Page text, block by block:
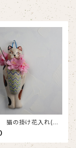
猫の掛け花入れ(三